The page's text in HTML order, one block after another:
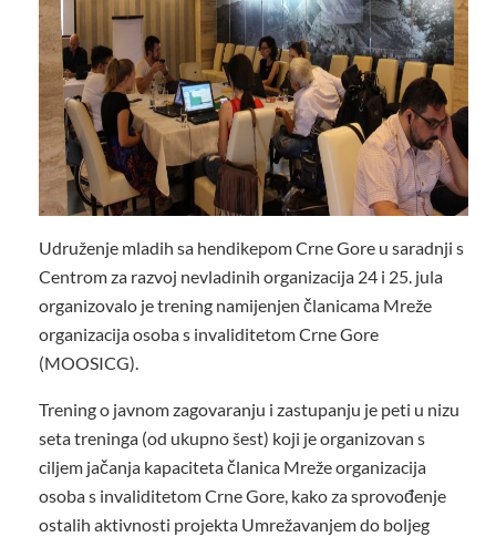
Udruženje mladih sa hendikepom Crne Gore u saradnji s
Centrom za razvoj nevladinih organizacija 24 i 25. jula
organizovalo je trening namijenjen članicama Mreže
organizacija osoba s invaliditetom Crne Gore
(MOOSICG).
Trening o javnom zagovaranju i zastupanju je peti u nizu
seta treninga (od ukupno šest) koji je organizovan s
ciljem jačanja kapaciteta članica Mreže organizacija
osoba s invaliditetom Crne Gore, kako za sprovođenje
ostalih aktivnosti projekta Umrežavanjem do boljeg